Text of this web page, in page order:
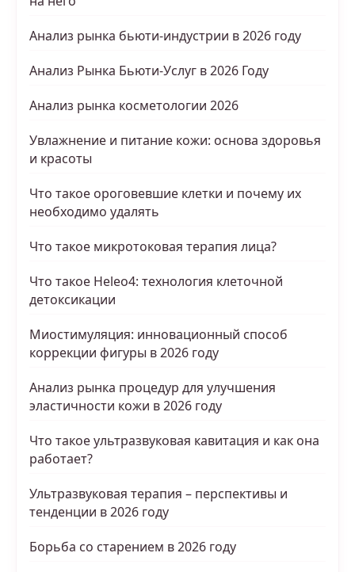
Анализ рынка бьюти-индустрии в 2026 году
Анализ Рынка Бьюти-Услуг в 2026 Году
Анализ рынка косметологии 2026
Увлажнение и питание кожи: основа здоровья
и красоты
Что такое ороговевшие клетки и почему их
необходимо удалять
Что такое микротоковая терапия лица?
Что такое Heleo4: технология клеточной
детоксикации
Миостимуляция: инновационный способ
коррекции фигуры в 2026 году
Анализ рынка процедур для улучшения
эластичности кожи в 2026 году
Что такое ультразвуковая кавитация и как она
работает?
Ультразвуковая терапия – перспективы и
тенденции в 2026 году
Борьба со старением в 2026 году